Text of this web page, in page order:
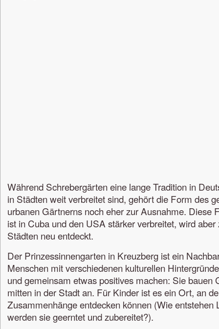
Während Schrebergärten eine lange Tradition in
in Städten weit verbreitet sind, gehört die Form des
urbanen Gärtnerns noch eher zur Ausnahme. Diese
ist in Cuba und den USA stärker verbreitet, wird
Städten neu entdeckt.
Der Prinzessinnengarten in Kreuzberg ist ein
Menschen mit verschiedenen kulturellen
und gemeinsam etwas positives machen: Sie bauen
mitten in der Stadt an. Für Kinder ist es ein Ort, an
Zusammenhänge entdecken können (Wie entstehen
werden sie geerntet und zubereitet?).